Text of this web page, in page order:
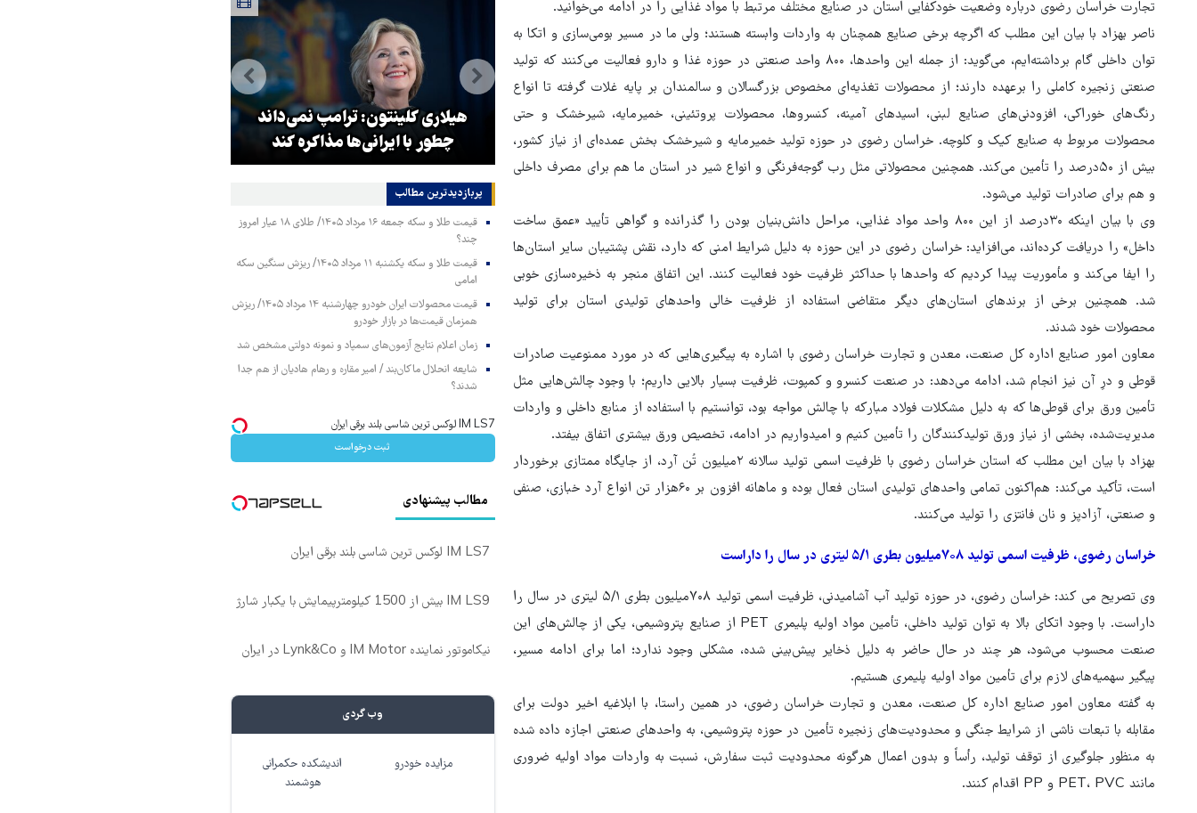
تجارت خراسان رضوی درباره وضعیت خودکفایی استان در صنایع مختلف مرتبط با مواد غذایی را در ادامه می‌خوانید.
ناصر بهزاد با بیان این مطلب که اگرچه برخی صنایع همچنان به واردات وابسته هستند؛ ولی ما در مسیر بومی‌سازی و اتکا به
توان داخلی گام برداشته‌ایم، می‌گوید: از جمله این واحدها، ۸۰۰ واحد صنعتی در حوزه غذا و دارو فعالیت می‌کنند که تولید
صنعتی زنجیره کاملی را برعهده دارند؛ از محصولات تغذیه‌ای مخصوص بزرگسالان و سالمندان بر پایه غلات گرفته تا انواع
رنگ‌های خوراکی، افزودنی‌های صنایع لبنی، اسیدهای آمینه، کنسروها، محصولات پروتئینی، خمیرمایه، شیرخشک و حتی
محصولات مربوط به صنایع کیک و کلوچه. خراسان رضوی در حوزه تولید خمیرمایه و شیرخشک بخش عمده‌ای از نیاز کشور،
بیش از ۵۰درصد را تأمین می‌کند. همچنین محصولاتی مثل رب گوجه‌فرنگی و انواع شیر در استان ما هم برای مصرف داخلی
و هم برای صادرات تولید می‌شود.
وی با بیان اینکه ۳۰درصد از این ۸۰۰ واحد مواد غذایی، مراحل دانش‌بنیان بودن را گذرانده و گواهی تأیید «عمق ساخت
داخل» را دریافت کرده‌اند، می‌افزاید: خراسان رضوی در این حوزه به دلیل شرایط امنی که دارد، نقش پشتیبان سایر استان‌ها
را ایفا می‌کند و مأموریت پیدا کردیم که واحدها با حداکثر ظرفیت خود فعالیت کنند. این اتفاق منجر به ذخیره‌سازی خوبی
شد. همچنین برخی از برندهای استان‌های دیگر متقاضی استفاده از ظرفیت خالی واحدهای تولیدی استان برای تولید
محصولات خود شدند.
معاون امور صنایع اداره کل صنعت، معدن و تجارت خراسان رضوی با اشاره به پیگیری‌هایی که در مورد ممنوعیت صادرات
قوطی و درِ آن نیز انجام شد، ادامه می‌دهد: در صنعت کنسرو و کمپوت، ظرفیت بسیار بالایی داریم؛ با وجود چالش‌هایی مثل
تأمین ورق برای قوطی‌ها که به دلیل مشکلات فولاد مبارکه با چالش مواجه بود، توانستیم با استفاده از منابع داخلی و واردات
مدیریت‌شده، بخشی از نیاز ورق تولیدکنندگان را تأمین کنیم و امیدواریم در ادامه، تخصیص ورق بیشتری اتفاق بیفتد.
بهزاد با بیان این مطلب که استان خراسان رضوی با ظرفیت اسمی تولید سالانه ۲میلیون تُن آرد، از جایگاه ممتازی برخوردار
است، تأکید می‌کند: هم‌اکنون تمامی واحدهای تولیدی استان فعال بوده و ماهانه افزون بر ۶۰هزار تن انواع آرد خبازی، صنفی
و صنعتی، آزادپز و نان فانتزی را تولید می‌کنند.
خراسان رضوی، ظرفیت اسمی تولید ۷۰۸میلیون بطری ۵/۱ لیتری در سال را داراست
وی تصریح می کند: خراسان رضوی، در حوزه تولید آب آشامیدنی، ظرفیت اسمی تولید ۷۰۸میلیون بطری ۵/۱ لیتری در سال را
داراست. با وجود اتکای بالا به توان تولید داخلی، تأمین مواد اولیه پلیمری PET از صنایع پتروشیمی، یکی از چالش‌های این
صنعت محسوب می‌شود، هر چند در حال حاضر به دلیل ذخایر پیش‌بینی شده، مشکلی وجود ندارد؛ اما برای ادامه مسیر،
پیگیر سهمیه‌های لازم برای تأمین مواد اولیه پلیمری هستیم.
به گفته معاون امور صنایع اداره کل صنعت، معدن و تجارت خراسان رضوی، در همین راستا، با ابلاغیه اخیر دولت برای
مقابله با تبعات ناشی از شرایط جنگی و محدودیت‌های زنجیره تأمین در حوزه پتروشیمی، به واحدهای صنعتی اجازه داده شده
به منظور جلوگیری از توقف تولید، رأساً و بدون اعمال هرگونه محدودیت ثبت سفارش، نسبت به واردات مواد اولیه ضروری
مانند PET، PVC و PP اقدام کنند.
جهانگیر: آقای خرازی به دادگاه
ویژه روحانیت احضار شد
اسرائیل اینترنشنال و پروژه خطرناک
«غزه کردن ایران»
هیلاری کلینتون: ترامپ نمی‌داند
چطور با ایرانی‌ها مذاکره کند
پربازدیدترین‌ مطالب
قیمت طلا و سکه جمعه ۱۶ مرداد ۱۴۰۵/ طلای ۱۸ عیار امروز
چند؟
قیمت طلا و سکه یکشنبه ۱۱ مرداد ۱۴۰۵/ ریزش سنگین سکه
امامی
قیمت محصولات ایران خودرو چهارشنبه ۱۴ مرداد ۱۴۰۵/ ریزش
همزمان قیمت‌ها در بازار خودرو
زمان اعلام نتایج آزمون‌های سمپاد و نمونه دولتی مشخص شد
شایعه انحلال ماکان‌بند / امیر مقاره و رهام هادیان از هم جدا
شدند؟
IM LS7 لوکس ترین شاسی بلند برقی ایران
ثبت درخواست
مطالب پیشنهادی
IM LS7 لوکس ترین شاسی بلند برقی ایران
IM LS9 بیش از 1500 کیلومترپیمایش با یکبار شارژ
نیکاموتور نماینده IM Motor و Lynk&Co در ایران
وب گردی
مزایده خودرو
اندیشکده حکمرانی
هوشمند